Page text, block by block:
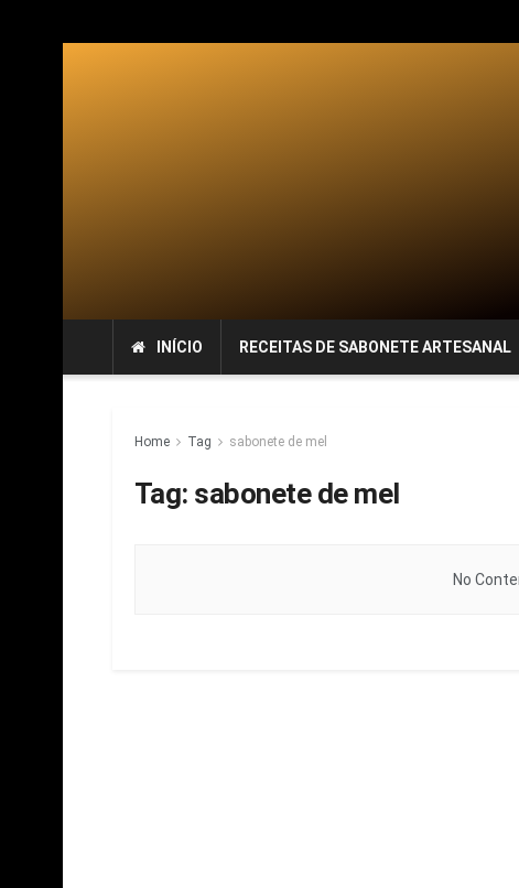
INÍCIO RECEITAS DE SABONETE ARTESANAL
Home Tag sabonete de mel
Tag: sabonete de mel
No